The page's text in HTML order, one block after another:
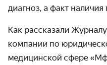
диагноз, а факт
Как рассказали
компании по
медицинской сфере